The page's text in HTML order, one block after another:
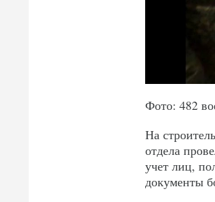
Фото: 482
На
отдела
учет лиц,
документы